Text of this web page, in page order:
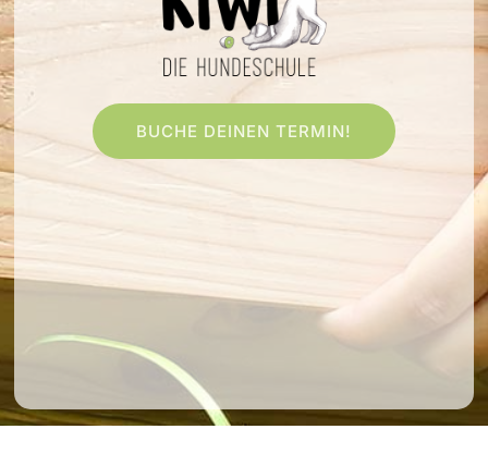
BUCHE DEINEN TERMIN!